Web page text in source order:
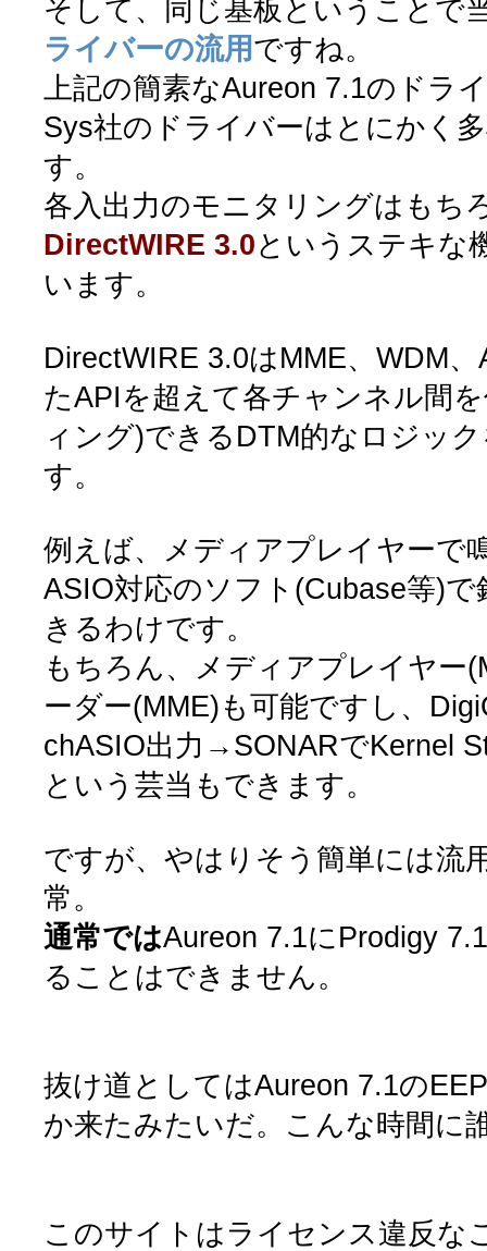
そして、同じ基板ということで
ライバーの流用ですね。
上記の簡素なAureon 7.1のドラ
Sys社のドライバーはとにかく
す。
各入出力のモニタリングはもち
DirectWIRE 3.0というステキな
います。
DirectWIRE 3.0はMME、WDM
たAPIを超えて各チャンネル間
ィング)できるDTM的なロジッ
す。
例えば、メディアプレイヤーで
ASIO対応のソフト(Cubase等)
きるわけです。
もちろん、メディアプレイヤ
ーダー(MME)も可能ですし、
chASIO出力→SONARでKernel
という芸当もできます。
ですが、やはりそう簡単には流
常。
通常ではAureon 7.1にProdigy
ることはできません。
抜け道としてはAureon 7.1の
か来たみたいだ。こんな時間に
このサイトはライセンス違反な